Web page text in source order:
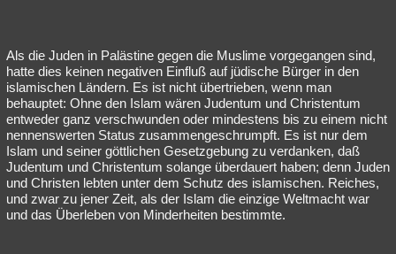
Als die Juden in Palästine gegen die Muslime vorgegangen sind,
hatte dies keinen negativen Einfluß auf jüdische Bürger in den
islamischen Ländern. Es ist nicht übertrieben, wenn man
behauptet: Ohne den Islam wären Judentum und Christentum
entweder ganz verschwunden oder mindestens bis zu einem nicht
nennenswerten Status zusammengeschrumpft. Es ist nur dem
Islam und seiner göttlichen Gesetzgebung zu verdanken, daß
Judentum und Christentum solange überdauert haben; denn Juden
und Christen lebten unter dem Schutz des islamischen. Reiches,
und zwar zu jener Zeit, als der Islam die einzige Weltmacht war
und das Überleben von Minderheiten bestimmte.